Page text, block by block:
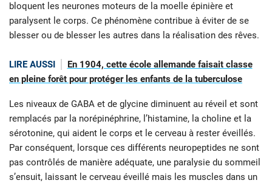
bloquent les neurones moteurs de la moelle épinière et
paralysent le corps. Ce phénomène contribue à éviter de se
blesser ou de blesser les autres dans la réalisation des rêves.
LIRE AUSSI
En 1904, cette école allemande faisait classe
en pleine forêt pour protéger les enfants de la tuberculose
Les niveaux de GABA et de glycine diminuent au réveil et sont
remplacés par la norépinéphrine, l’histamine, la choline et la
sérotonine, qui aident le corps et le cerveau à rester éveillés.
Par conséquent, lorsque ces différents neuropeptides ne sont
pas contrôlés de manière adéquate, une paralysie du sommeil
s’ensuit, laissant le cerveau éveillé mais les muscles dans un